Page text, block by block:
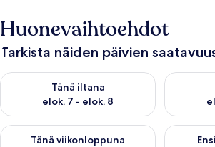
Huonevaihtoehdot
Tarkista näiden päivien
Tänä iltana
elok. 7 - elok. 8
Tarkista tämän illan saatavuus elok. 7 -
Tarkista
Tänä viikonloppuna
Tarkista tämän viikonlopun saatavuus elok.
Tarkista